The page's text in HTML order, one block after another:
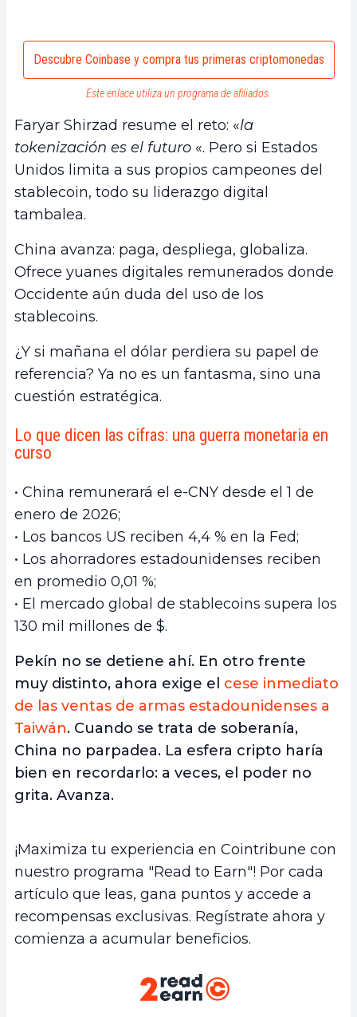
Descubre Coinbase y compra tus primeras criptomonedas
Este enlace utiliza un programa de afiliados.
Faryar Shirzad resume el reto: «la
tokenización es el futuro «. Pero si Estados
Unidos limita a sus propios campeones del
stablecoin, todo su liderazgo digital
tambalea.
China avanza: paga, despliega, globaliza.
Ofrece yuanes digitales remunerados donde
Occidente aún duda del uso de los
stablecoins.
¿Y si mañana el dólar perdiera su papel de
referencia? Ya no es un fantasma, sino una
cuestión estratégica.
Lo que dicen las cifras: una guerra monetaria en
curso
• China remunerará el e-CNY desde el 1 de
enero de 2026;
• Los bancos US reciben 4,4 % en la Fed;
• Los ahorradores estadounidenses reciben
en promedio 0,01 %;
• El mercado global de stablecoins supera los
130 mil millones de $.
Pekín no se detiene ahí. En otro frente
muy distinto, ahora exige el cese inmediato
de las ventas de armas estadounidenses a
Taiwán. Cuando se trata de soberanía,
China no parpadea. La esfera cripto haría
bien en recordarlo: a veces, el poder no
grita. Avanza.
¡Maximiza tu experiencia en Cointribune con
nuestro programa "Read to Earn"! Por cada
artículo que leas, gana puntos y accede a
recompensas exclusivas. Regístrate ahora y
comienza a acumular beneficios.